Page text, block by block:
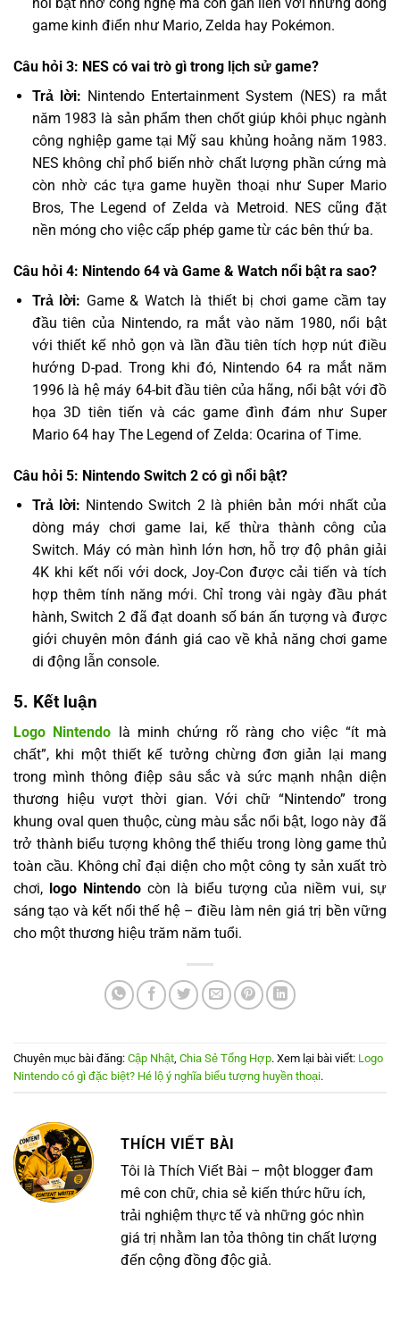
nổi bật nhờ công nghệ mà còn gắn liền với những dòng
game kinh điển như Mario, Zelda hay Pokémon.
Câu hỏi 3: NES có vai trò gì trong lịch sử game?
Trả lời: Nintendo Entertainment System (NES) ra mắt
năm 1983 là sản phẩm then chốt giúp khôi phục ngành
công nghiệp game tại Mỹ sau khủng hoảng năm 1983.
NES không chỉ phổ biến nhờ chất lượng phần cứng mà
còn nhờ các tựa game huyền thoại như Super Mario
Bros, The Legend of Zelda và Metroid. NES cũng đặt
nền móng cho việc cấp phép game từ các bên thứ ba.
Câu hỏi 4: Nintendo 64 và Game & Watch nổi bật ra sao?
Trả lời: Game & Watch là thiết bị chơi game cầm tay
đầu tiên của Nintendo, ra mắt vào năm 1980, nổi bật
với thiết kế nhỏ gọn và lần đầu tiên tích hợp nút điều
hướng D-pad. Trong khi đó, Nintendo 64 ra mắt năm
1996 là hệ máy 64-bit đầu tiên của hãng, nổi bật với đồ
họa 3D tiên tiến và các game đình đám như Super
Mario 64 hay The Legend of Zelda: Ocarina of Time.
Câu hỏi 5: Nintendo Switch 2 có gì nổi bật?
Trả lời: Nintendo Switch 2 là phiên bản mới nhất của
dòng máy chơi game lai, kế thừa thành công của
Switch. Máy có màn hình lớn hơn, hỗ trợ độ phân giải
4K khi kết nối với dock, Joy-Con được cải tiến và tích
hợp thêm tính năng mới. Chỉ trong vài ngày đầu phát
hành, Switch 2 đã đạt doanh số bán ấn tượng và được
giới chuyên môn đánh giá cao về khả năng chơi game
di động lẫn console.
5. Kết luận
Logo Nintendo là minh chứng rõ ràng cho việc “ít mà
chất”, khi một thiết kế tưởng chừng đơn giản lại mang
trong mình thông điệp sâu sắc và sức mạnh nhận diện
thương hiệu vượt thời gian. Với chữ “Nintendo” trong
khung oval quen thuộc, cùng màu sắc nổi bật, logo này đã
trở thành biểu tượng không thể thiếu trong lòng game thủ
toàn cầu. Không chỉ đại diện cho một công ty sản xuất trò
chơi, logo Nintendo còn là biểu tượng của niềm vui, sự
sáng tạo và kết nối thế hệ – điều làm nên giá trị bền vững
cho một thương hiệu trăm năm tuổi.
Chuyên mục bài đăng: Cập Nhật Chia Sẻ Tổng Hợp. Xem lại bài viết: Logo
Nintendo có gì đặc biệt? Hé lộ ý nghĩa biểu tượng huyền thoại.
THÍCH VIẾT BÀI
Tôi là Thích Viết Bài – một blogger đam
mê con chữ, chia sẻ kiến thức hữu ích,
trải nghiệm thực tế và những góc nhìn
giá trị nhằm lan tỏa thông tin chất lượng
đến cộng đồng độc giả.